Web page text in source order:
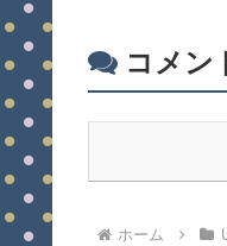
コメン
ホーム